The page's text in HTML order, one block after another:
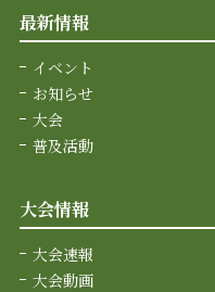
最新情報
イベント
お知らせ
大会
普及活動
大会情報
大会速報
大会動画